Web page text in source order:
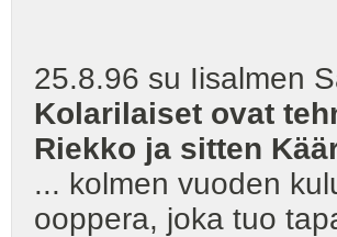
25.8.96 su Iisalmen
Kolarilaiset ovat
Riekko ja sitten
... kolmen vuoden
ooppera, joka tuo